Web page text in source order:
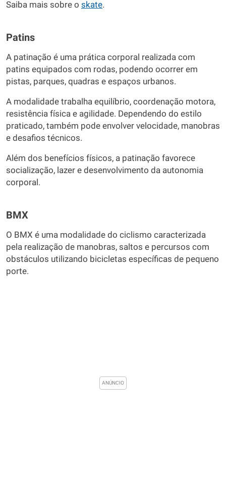
Saiba mais sobre o skate.
Patins
A patinação é uma prática corporal realizada com
patins equipados com rodas, podendo ocorrer em
pistas, parques, quadras e espaços urbanos.
A modalidade trabalha equilíbrio, coordenação motora,
resistência física e agilidade. Dependendo do estilo
praticado, também pode envolver velocidade, manobras
e desafios técnicos.
Além dos benefícios físicos, a patinação favorece
socialização, lazer e desenvolvimento da autonomia
corporal.
BMX
O BMX é uma modalidade do ciclismo caracterizada
pela realização de manobras, saltos e percursos com
obstáculos utilizando bicicletas específicas de pequeno
porte.